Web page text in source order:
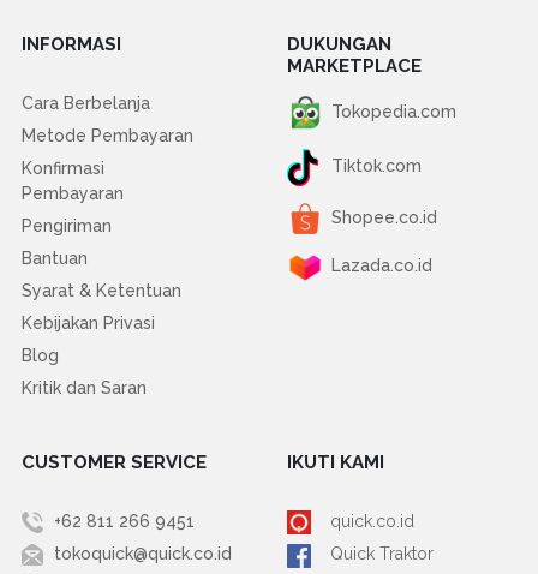
INFORMASI
Cara Berbelanja
Metode Pembayaran
Konfirmasi
Pembayaran
Pengiriman
Bantuan
Syarat & Ketentuan
Kebijakan Privasi
Blog
Kritik dan Saran
DUKUNGAN
MARKETPLACE
Tokopedia.com
Tiktok.com
Shopee.co.id
Lazada.co.id
CUSTOMER SERVICE
+62 811 266 9451
tokoquick@quick.co.id
IKUTI KAMI
quick.co.id
Quick Traktor